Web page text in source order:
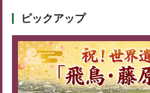
ピックアップ